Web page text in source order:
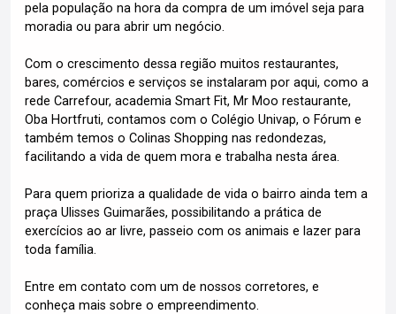
pela população na hora da compra de um imóvel seja para
moradia ou para abrir um negócio.
Com o crescimento dessa região muitos restaurantes,
bares, comércios e serviços se instalaram por aqui, como a
rede Carrefour, academia Smart Fit, Mr Moo restaurante,
Oba Hortfruti, contamos com o Colégio Univap, o Fórum e
também temos o Colinas Shopping nas redondezas,
facilitando a vida de quem mora e trabalha nesta área.
Para quem prioriza a qualidade de vida o bairro ainda tem a
praça Ulisses Guimarães, possibilitando a prática de
exercícios ao ar livre, passeio com os animais e lazer para
toda família.
Entre em contato com um de nossos corretores, e
conheça mais sobre o empreendimento.